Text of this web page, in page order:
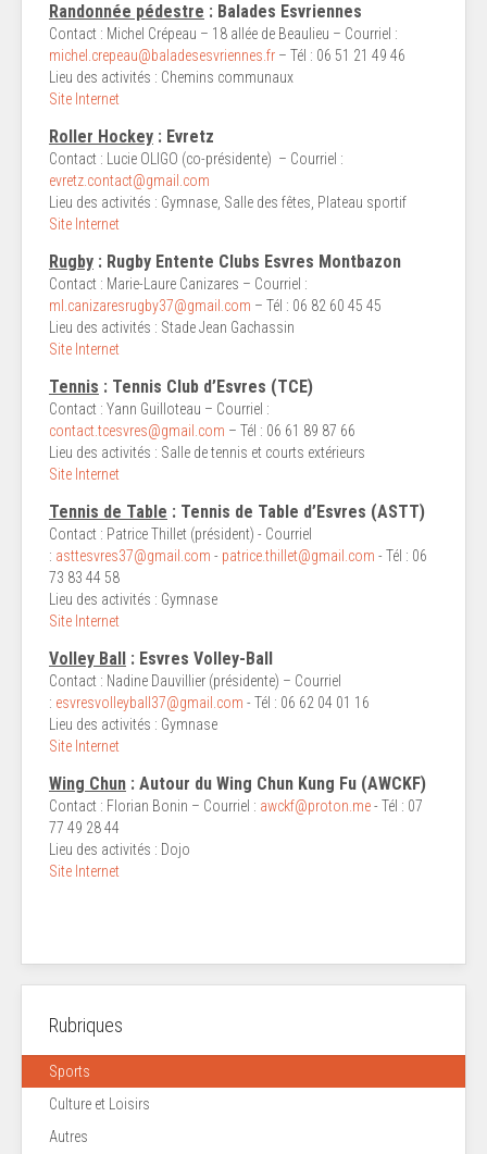
Randonnée pédestre : Balades Esvriennes
Contact : Michel Crépeau – 18 allée de Beaulieu – Courriel :
michel.crepeau@baladesesvriennes.fr – Tél : 06 51 21 49 46
Lieu des activités : Chemins communaux
Site Internet
Roller Hockey : Evretz
Contact : Lucie OLIGO (co-présidente) – Courriel :
evretz.contact@gmail.com
Lieu des activités : Gymnase, Salle des fêtes, Plateau sportif
Site Internet
Rugby : Rugby Entente Clubs Esvres Montbazon
Contact : Marie-Laure Canizares – Courriel :
ml.canizaresrugby37@gmail.com – Tél : 06 82 60 45 45
Lieu des activités : Stade Jean Gachassin
Site Internet
Tennis : Tennis Club d’Esvres (TCE)
Contact : Yann Guilloteau – Courriel :
contact.tcesvres@gmail.com – Tél : 06 61 89 87 66
Lieu des activités : Salle de tennis et courts extérieurs
Site Internet
Tennis de Table : Tennis de Table d’Esvres (ASTT)
Contact : Patrice Thillet (président) - Courriel
: asttesvres37@gmail.com - patrice.thillet@gmail.com - Tél : 06
73 83 44 58
Lieu des activités : Gymnase
Site Internet
Volley Ball : Esvres Volley-Ball
Contact : Nadine Dauvillier (présidente) – Courriel
: esvresvolleyball37@gmail.com - Tél : 06 62 04 01 16
Lieu des activités : Gymnase
Site Internet
Wing Chun : Autour du Wing Chun Kung Fu (AWCKF)
Contact : Florian Bonin – Courriel : awckf@proton.me- Tél : 07
77 49 28 44
Lieu des activités : Dojo
Site Internet
Rubriques
Sports
Culture et Loisirs
Autres